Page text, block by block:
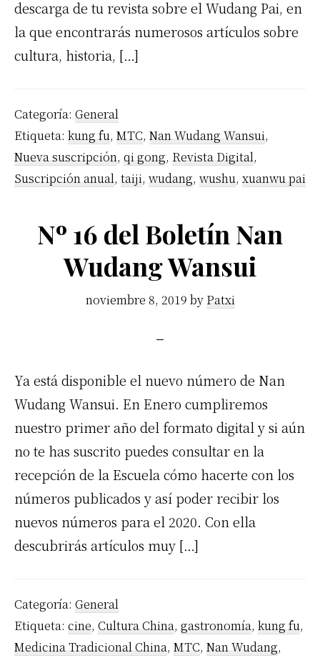
descarga de tu revista sobre el Wudang Pai, en
la que encontrarás numerosos artículos sobre
cultura, historia, […]
Categoría: General
Etiqueta: kung fu, MTC, Nan Wudang Wansui,
Nueva suscripción, qi gong, Revista Digital,
Suscripción anual, taiji, wudang, wushu, xuanwu pai
Nº 16 del Boletín Nan
Wudang Wansui
noviembre 8, 2019 by Patxi
Ya está disponible el nuevo número de Nan
Wudang Wansui. En Enero cumpliremos
nuestro primer año del formato digital y si aún
no te has suscrito puedes consultar en la
recepción de la Escuela cómo hacerte con los
números publicados y así poder recibir los
nuevos números para el 2020. Con ella
descubrirás artículos muy […]
Categoría: General
Etiqueta: cine, Cultura China, gastronomía, kung fu,
Medicina Tradicional China, MTC, Nan Wudang,